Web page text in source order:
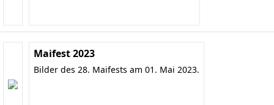
Maifest 2023
Bilder des 28. Maifests am 01. Mai 2023.